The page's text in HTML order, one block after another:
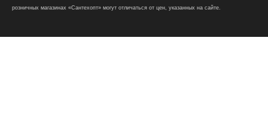
розничных магазинах «Сантехопт» могут отличаться от цен, указанных на сайте.